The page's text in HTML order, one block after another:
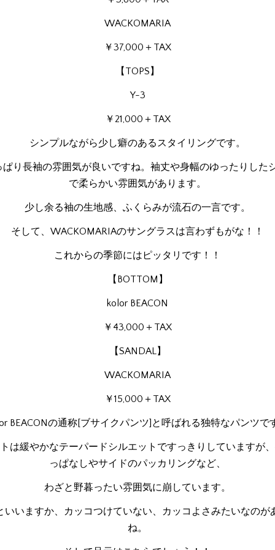
WACKOMARIA
￥37,000＋TAX
【TOPS】
Y-3
￥21,000＋TAX
シンプルながら少し癖のあるスタイリングです。
り長袖の雰囲気が良いですね。袖丈や身幅のゆったりした
で柔らかい雰囲気があります。
少し余る袖の生地感、ふくらみが流石の一言です。
そして、WACKOMARIAのサングラスは言わずもがな！！
これからの季節にはピッタリです！！
【BOTTOM】
kolor BEACON
￥43,000＋TAX
【SANDAL】
WACKOMARIA
￥15,000＋TAX
BEACONの通称[ブサイクパンツ]と呼ばれる独特なパンツで
は緩やかなテーパードシルエットですっきりしていますが
っぱなしやサイドのパッカリングなど、
わざと野暮ったい雰囲気に崩しています。
いいますか、カッコつけていない、カッコよさみたいなのが
ね。